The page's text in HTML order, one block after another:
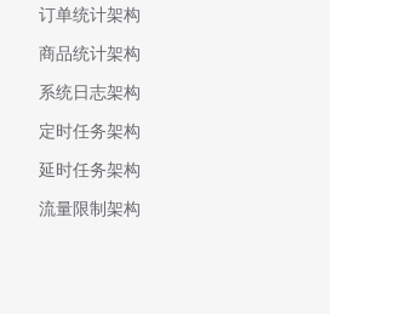
订单统计架构
商品统计架构
系统日志架构
定时任务架构
延时任务架构
流量限制架构